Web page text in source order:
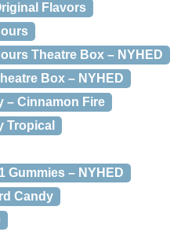
Flavors
Theatre Box – NYHED
Box – NYHED
– Cinnamon Fire
Tropical
Gummies – NYHED
Candy